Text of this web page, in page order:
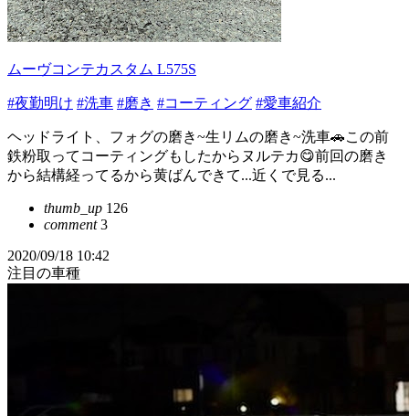
ムーヴコンテカスタム L575S
#夜勤明け #洗車 #磨き #コーティング #愛車紹介
ヘッドライト、フォグの磨き~生リムの磨き~洗車🚗この前
鉄粉取ってコーティングもしたからヌルテカ😋前回の磨き
から結構経ってるから黄ばんできて...近くで見る...
thumb_up 126
comment3
2020/09/18 10:42
注目の車種